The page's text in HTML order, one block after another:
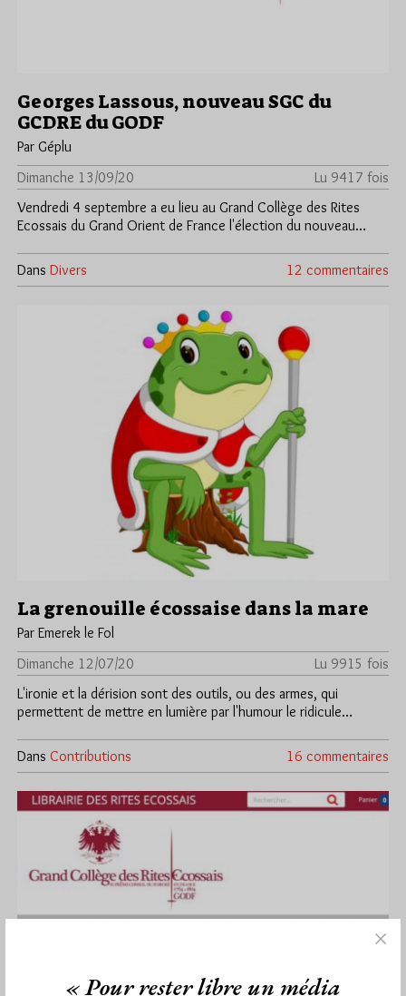
Georges Lassous, nouveau SGC du
GCDRE du GODF
Par Géplu
Dimanche 13/09/20
Lu 9417 fois
Vendredi 4 septembre a eu lieu au Grand Collège des Rites
Ecossais du Grand Orient de France l'élection du nouveau…
Dans Divers 12 commentaires
La grenouille écossaise dans la mare
Par Emerek le Fol
Dimanche 12/07/20
Lu 9915 fois
L'ironie et la dérision sont des outils, ou des armes, qui
permettent de mettre en lumière par l'humour le ridicule…
Dans Contributions 16 commentaires
« Pour rester libre un média